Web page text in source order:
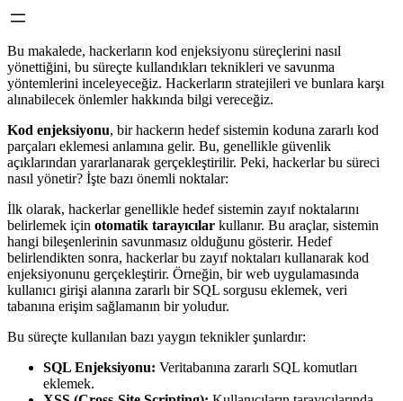
Bu makalede, hackerların kod enjeksiyonu süreçlerini nasıl
yönettiğini, bu süreçte kullandıkları teknikleri ve savunma
yöntemlerini inceleyeceğiz. Hackerların stratejileri ve bunlara karşı
alınabilecek önlemler hakkında bilgi vereceğiz.
Kod enjeksiyonu, bir hackerın hedef sistemin koduna zararlı kod
parçaları eklemesi anlamına gelir. Bu, genellikle güvenlik
açıklarından yararlanarak gerçekleştirilir. Peki, hackerlar bu süreci
nasıl yönetir? İşte bazı önemli noktalar:
İlk olarak, hackerlar genellikle hedef sistemin zayıf noktalarını
belirlemek için otomatik tarayıcılar kullanır. Bu araçlar, sistemin
hangi bileşenlerinin savunmasız olduğunu gösterir. Hedef
belirlendikten sonra, hackerlar bu zayıf noktaları kullanarak kod
enjeksiyonunu gerçekleştirir. Örneğin, bir web uygulamasında
kullanıcı girişi alanına zararlı bir SQL sorgusu eklemek, veri
tabanına erişim sağlamanın bir yoludur.
Bu süreçte kullanılan bazı yaygın teknikler şunlardır:
SQL Enjeksiyonu: Veritabanına zararlı SQL komutları
eklemek.